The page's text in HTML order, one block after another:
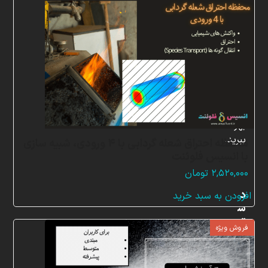
۲,۵۲۰,۰۰۰ تومان
افزودن به سبد خرید
فروش ویژه
شبیه
پشتیبانی
کامل
بهره
ببرید.
د
س
ت
ر
س
ی